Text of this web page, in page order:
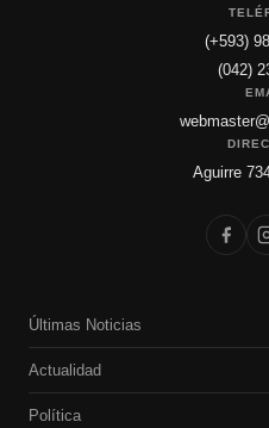
(+593)
(042)
Aguirre
Últimas Noticias
Actualidad
Política